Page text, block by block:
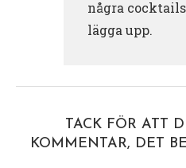
några
lägga upp.
TACK FÖR ATT
KOMMENTAR, DET